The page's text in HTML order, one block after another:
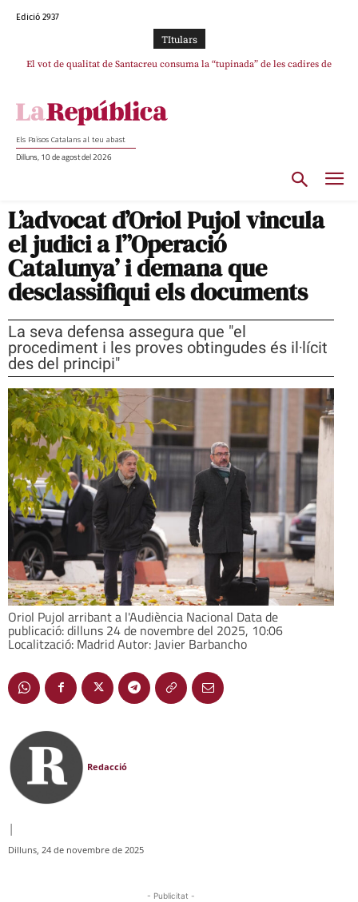
Edició 2937
TItulars
El vot de qualitat de Santacreu consuma la “tupinada” de les cadires de
La mentida de La Vanguardia: “Tres de cada quatre punts del pacte amb
Els Països Catalans al teu abast
Dilluns, 10 de agost del 2026
L’advocat d’Oriol Pujol vincula
el judici a l”Operació
Catalunya’ i demana que
desclassifiqui els documents
La seva defensa assegura que "el
procediment i les proves obtingudes és il·lícit
des del principi"
Oriol Pujol arribant a l'Audiència Nacional Data de
publicació: dilluns 24 de novembre del 2025, 10:06
Localització: Madrid Autor: Javier Barbancho
Redacció
|
Dilluns, 24 de novembre de 2025
- Publicitat -